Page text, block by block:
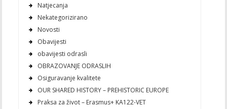
Natjecanja
Nekategorizirano
Novosti
Obavijesti
obavijesti odrasli
OBRAZOVANJE ODRASLIH
Osiguravanje kvalitete
OUR SHARED HISTORY – PREHISTORIC EUROPE
Praksa za život – Erasmus+ KA122-VET